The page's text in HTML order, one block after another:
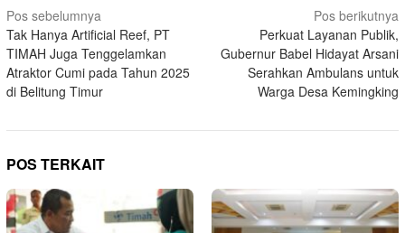
Navigasi
pos
Pos sebelumnya
Tak Hanya Artificial Reef, PT
TIMAH Juga Tenggelamkan
Atraktor Cumi pada Tahun 2025
di Belitung Timur
Pos berikutnya
Perkuat Layanan Publik,
Gubernur Babel Hidayat Arsani
Serahkan Ambulans untuk
Warga Desa Kemingking
POS TERKAIT